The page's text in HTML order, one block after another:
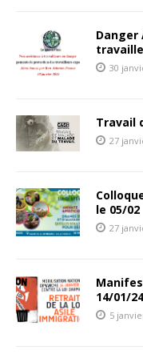
Danger
30
Travail
27
le 05/02
27
14/01/24
5